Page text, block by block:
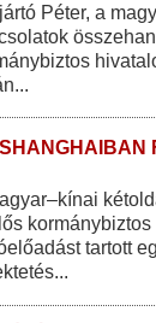
Péter, a
tartott